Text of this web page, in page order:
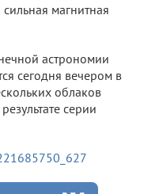
магнитная
астрономии
сегодня вечером в
облаков
серии